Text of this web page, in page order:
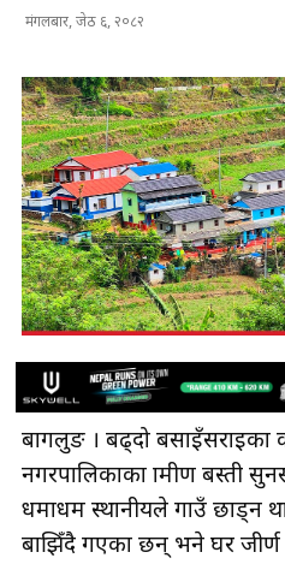
मंगलबार, जेठ ६, २०८२
बागलुङ । बढ्दो
नगरपालिकाका ग्रामीण बस्ती
धमाधम स्थानीयले गाउँ छाड्न
बाझिँदै गएका छन् भने घर